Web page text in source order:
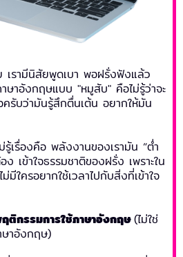
รามีนิสัยพูดเบา พอฝรั่งฟังแล้ว
ษาอังกฤษแบบ "หมูสับ" คือไม่รู้ว่าจะ
จครับว่ามันรู้สึกตื่นเต้น อยากให้มัน
รู้เรื่องคือ พลังงานของเรามัน “ต่ำ
เข้าใจธรรมชาติของฝรั่ง เพราะใน
มีใครอยากใช้เวลาไปกับสิ่งที่เข้าใจ
ติกรรมการใช้ภาษาอังกฤษ(ไม่ใช่
าอังกฤษ)